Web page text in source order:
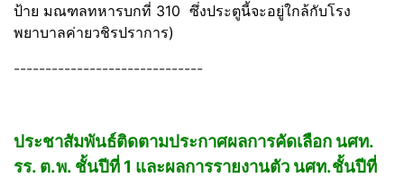
ป้าย มณฑลทหารบกที่ 310 ซึ่งประตูนี้จะอยู่ใกล้กับโรง
พยาบาลค่ายวชิรปราการ)
------------------------------
ประชาสัมพันธ์ติดตามประกาศผลการคัดเลือก นศท.
รร. ต.พ. ชั้นปีที่ 1 และผลการรายงานตัว นศท.ชั้นปีที่